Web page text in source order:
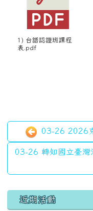
1) 台語認證班課程
表.pdf
03-26 2026
03-26 轉知國立臺灣
左邊區域內容
近期活動